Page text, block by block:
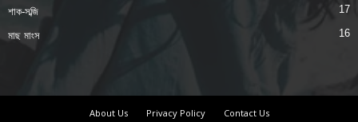
শাক-সব্জি 17
মাছ মাংস 16
About Us Privacy Policy Contact Us